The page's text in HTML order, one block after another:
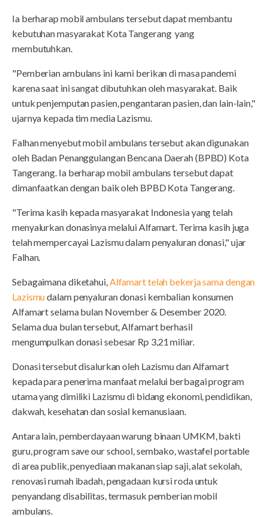
Ia berharap mobil ambulans tersebut dapat membantu
kebutuhan masyarakat Kota Tangerang yang
membutuhkan.
"Pemberian ambulans ini kami berikan di masa pandemi
karena saat ini sangat dibutuhkan oleh masyarakat. Baik
untuk penjemputan pasien, pengantaran pasien, dan lain-lain,"
ujarnya kepada tim media Lazismu.
Falhan menyebut mobil ambulans tersebut akan digunakan
oleh Badan Penanggulangan Bencana Daerah (BPBD) Kota
Tangerang. Ia berharap mobil ambulans tersebut dapat
dimanfaatkan dengan baik oleh BPBD Kota Tangerang.
"Terima kasih kepada masyarakat Indonesia yang telah
menyalurkan donasinya melalui Alfamart. Terima kasih juga
telah mempercayai Lazismu dalam penyaluran donasi," ujar
Falhan.
Sebagaimana diketahui, Alfamart telah bekerja sama dengan
Lazismudalam penyaluran donasi kembalian konsumen
Alfamart selama bulan November & Desember 2020.
Selama dua bulan tersebut, Alfamart berhasil
mengumpulkan donasi sebesar Rp 3,21 miliar.
Donasi tersebut disalurkan oleh Lazismu dan Alfamart
kepada para penerima manfaat melalui berbagai program
utama yang dimiliki Lazismu di bidang ekonomi, pendidikan,
dakwah, kesehatan dan sosial kemanusiaan.
Antara lain, pemberdayaan warung binaan UMKM, bakti
guru, program save our school, sembako, wastafel portable
di area publik, penyediaan makanan siap saji, alat sekolah,
renovasi rumah ibadah, pengadaan kursi roda untuk
penyandang disabilitas, termasuk pemberian mobil
ambulans.